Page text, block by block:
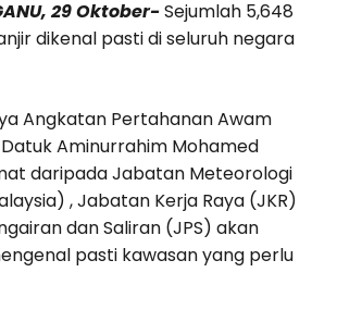
29 Oktober-Sejumlah 5,648
dikenal pasti di seluruh negara
Angkatan Pertahanan Awam
Aminurrahim Mohamed
daripada Jabatan Meteorologi
, Jabatan Kerja Raya (JKR)
dan Saliran (JPS) akan
pasti kawasan yang perlu